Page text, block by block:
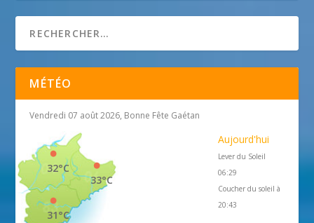
MÉTÉO
Vendredi 07 août 2026, Bonne Fête Gaétan
33°C
32°C
31°C
Aujourd'hui
Lever du Soleil
06:29
Coucher du soleil à
20:43